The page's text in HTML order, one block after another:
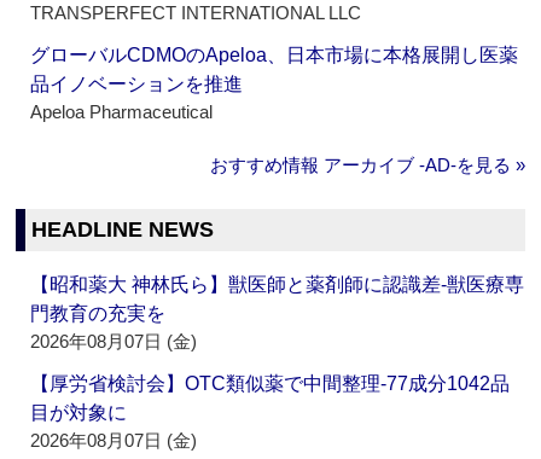
TRANSPERFECT INTERNATIONAL LLC
グローバルCDMOのApeloa、日本市場に本格展開し医薬
品イノベーションを推進
Apeloa Pharmaceutical
おすすめ情報 アーカイブ ‐AD‐を見る »
HEADLINE NEWS
【昭和薬大 神林氏ら】獣医師と薬剤師に認識差‐獣医療専
門教育の充実を
2026年08月07日 (金)
【厚労省検討会】OTC類似薬で中間整理‐77成分1042品
目が対象に
2026年08月07日 (金)